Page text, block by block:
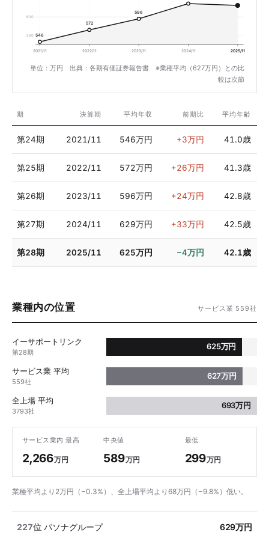
600
560 546
572
596
2021/11 2022/11 2023/11 2024/11 2025/11
単位：万円 出典：各期有価証券報告書 ※業種平均（627万円）との比
較は次節
期 決算期 平均年収 前期比 平均年齢
第24期 2021/11 546万円 +3万円 41.0歳
第25期 2022/11 572万円 +26万円 41.3歳
第26期 2023/11 596万円 +24万円 42.8歳
第27期 2024/11 629万円 +33万円 42.5歳
第28期 2025/11 625万円 −4万円 42.1歳
業種内の位置 サービス業 559社
イーサポートリンク
第28期
625万円
サービス業 平均
559社
627万円
全上場 平均
3793社
693万円
サービス業内 最高
2,266万円
中央値
589万円
最低
299万円
業種平均より2万円（−0.3%）、全上場平均より68万円（−9.8%）低い。
227位 パソナグループ 629万円